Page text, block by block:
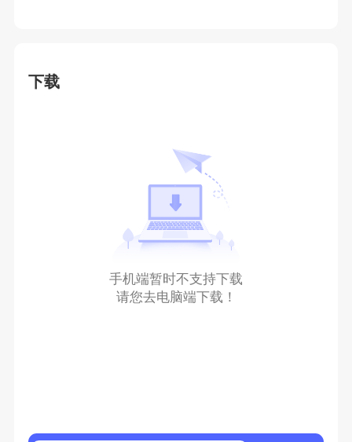
下载
手机端暂时不支持下载
请您去电脑端下载！